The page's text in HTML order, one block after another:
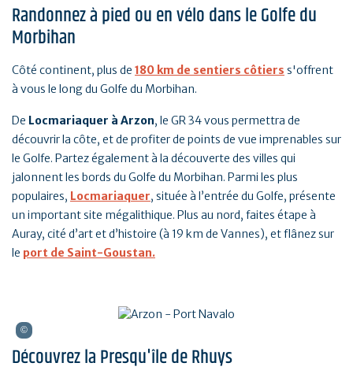
Randonnez à pied ou en vélo dans le Golfe du
Morbihan
Côté continent, plus de 180 km de sentiers côtiers s'offrent
à vous le long du Golfe du Morbihan.
De Locmariaquer à Arzon, le GR 34 vous permettra de
découvrir la côte, et de profiter de points de vue imprenables sur
le Golfe. Partez également à la découverte des villes qui
jalonnent les bords du Golfe du Morbihan. Parmi les plus
populaires, Locmariaquer, située à l’entrée du Golfe, présente
un important site mégalithique. Plus au nord, faites étape à
Auray, cité d’art et d’histoire (à 19 km de Vannes), et flânez sur
le port de Saint-Goustan.
Découvrez la Presqu'île de Rhuys